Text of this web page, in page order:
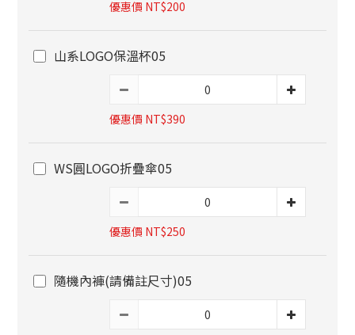
優惠價 NT$200
山系LOGO保溫杯05
優惠價 NT$390
WS圓LOGO折疊傘05
優惠價 NT$250
隨機內褲(請備註尺寸)05